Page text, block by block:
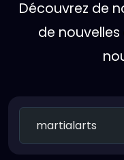
Découvrez de
de